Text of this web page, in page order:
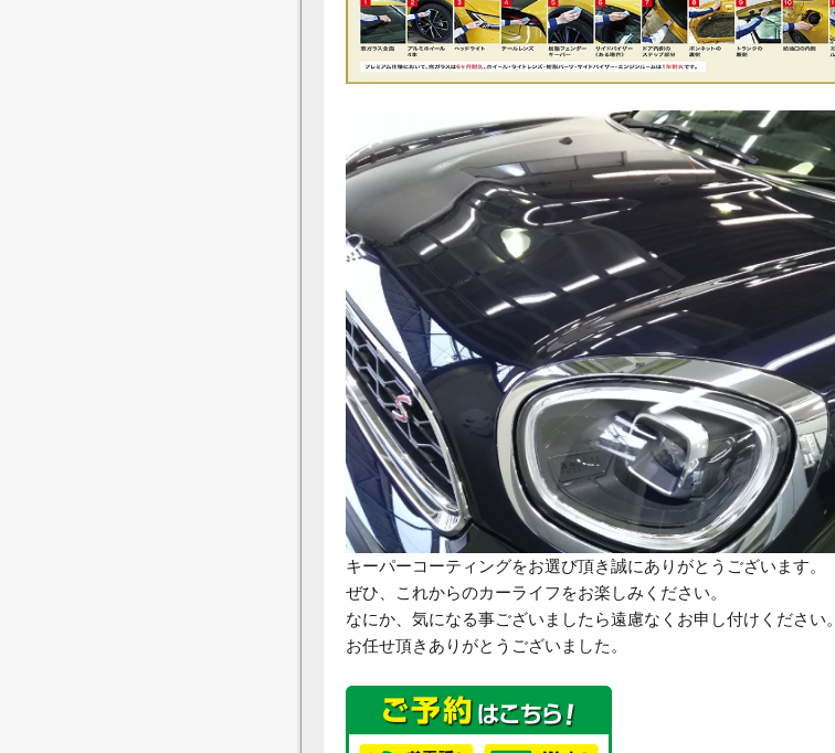
キーパーコーティングをお選び頂き誠にありがとうございます。
ぜひ、これからのカーライフをお楽しみください。
なにか、気になる事ございましたら遠慮なくお申し付けください。
お任せ頂きありがとうございました。